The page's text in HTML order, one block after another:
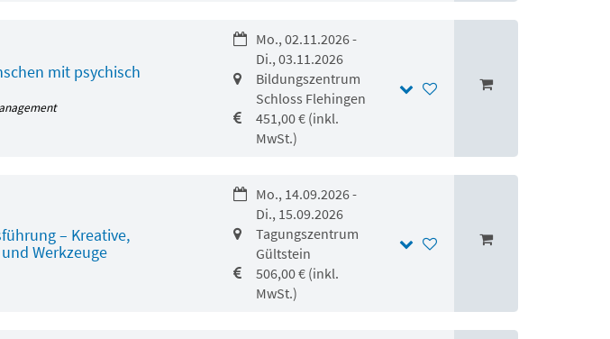
mit psychisch
Mo., 02.11.2026 -
Di., 03.11.2026
Bildungszentrum
Schloss Flehingen
451,00 € (inkl.
MwSt.)
– Kreative,
Werkzeuge
Mo., 14.09.2026 -
Di., 15.09.2026
Tagungszentrum
Gültstein
506,00 € (inkl.
MwSt.)